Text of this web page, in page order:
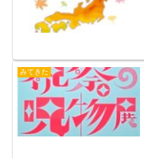
みてきた